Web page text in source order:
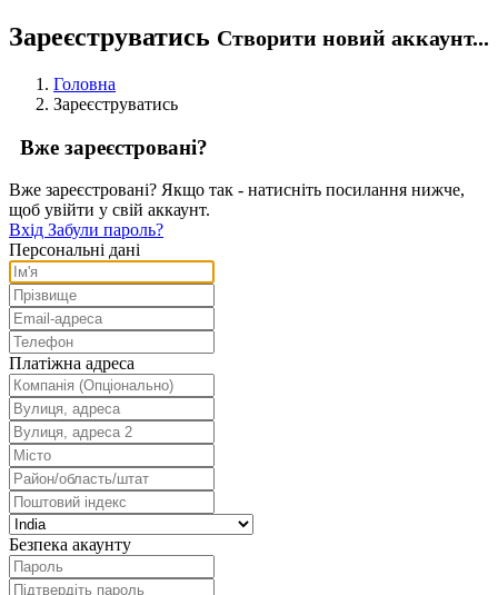
Зареєструватись Створити новий аккаунт...
Головна
Зареєструватись
Вже зареєстровані?
Вже зареєстровані? Якщо так - натисніть посилання нижче,
щоб увійти у свій аккаунт.
Вхід Забули пароль?
Персональні дані
Платіжна адреса
Безпека акаунту